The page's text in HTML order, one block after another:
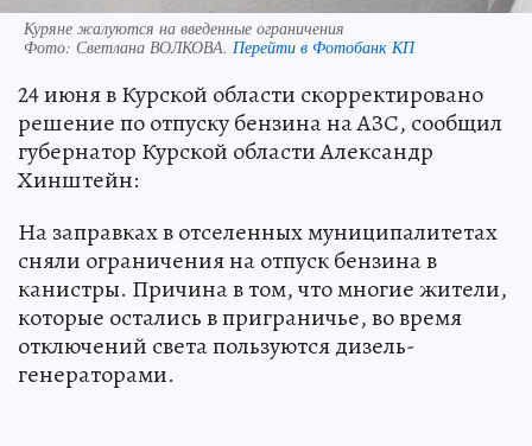
Куряне жалуются на введенные ограничения
Фото: Светлана ВОЛКОВА. Перейти в Фотобанк КП
24 июня в Курской области скорректировано
решение по отпуску бензина на АЗС, сообщил
губернатор Курской области Александр
Хинштейн:
На заправках в отселенных муниципалитетах
сняли ограничения на отпуск бензина в
канистры. Причина в том, что многие жители,
которые остались в приграничье, во время
отключений света пользуются дизель-
генераторами.